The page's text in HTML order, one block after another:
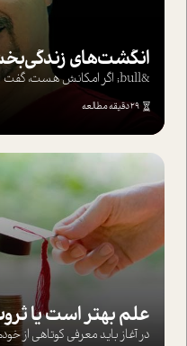
انگشت‌های‌
&bull; اگر امکانش هست، گفت وگو را با روا...
29 دقیقه مطالعه
علم بهتر است یا
در آغاز باید معرفی کوتاهی از